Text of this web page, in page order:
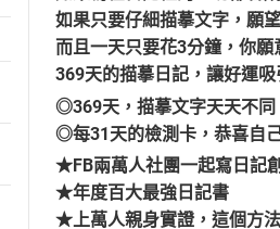
如果只要仔細描摹文字，願
而且一天只要花3分鐘，你願
369天的描摹日記，讓好運吸
◎369天，描摹文字天天不同
◎每31天的檢測卡，恭喜自
★FB兩萬人社團一起寫日記
★年度百大最強日記書
★上萬人親身實證，這個方